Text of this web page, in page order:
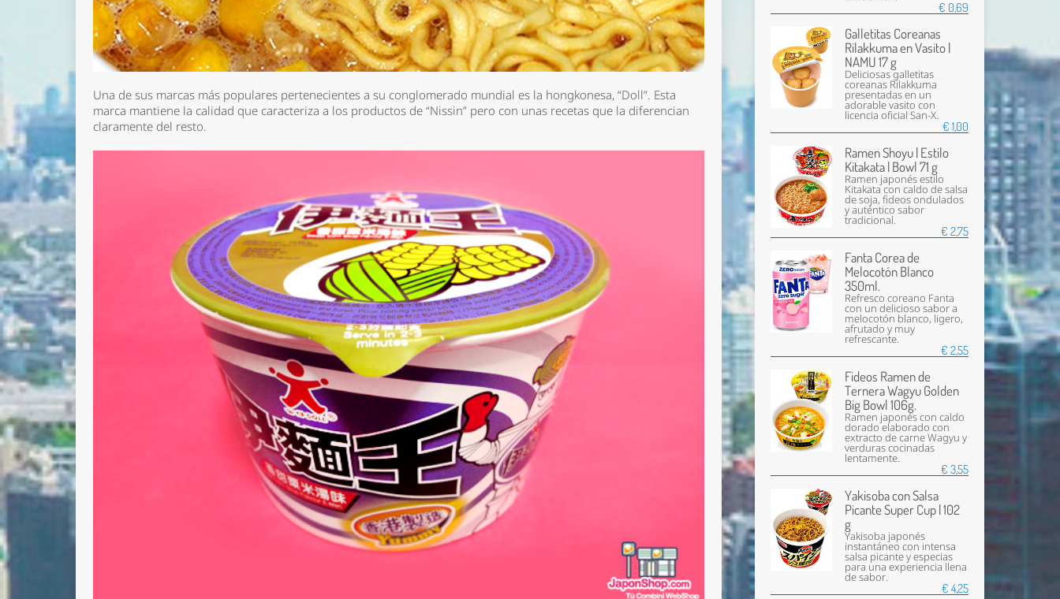
Una de sus marcas más populares pertenecientes a su conglomerado mundial es la hongkonesa, “Doll”. Esta
marca mantiene la calidad que caracteriza a los productos de “Nissin” pero con unas recetas que la diferencian
claramente del resto.
€ 0,69
Galletitas Coreanas
Rilakkuma en Vasito |
NAMU 17 g
Deliciosas galletitas
coreanas Rilakkuma
presentadas en un
adorable vasito con
licencia oficial San-X.
€ 1,00
Ramen Shoyu | Estilo
Kitakata | Bowl 71 g
Ramen japonés estilo
Kitakata con caldo de salsa
de soja, fideos ondulados
y auténtico sabor
tradicional.
€ 2,75
Fanta Corea de
Melocotón Blanco
350ml.
Refresco coreano Fanta
con un delicioso sabor a
melocotón blanco, ligero,
afrutado y muy
refrescante.
€ 2,55
Fideos Ramen de
Ternera Wagyu Golden
Big Bowl 106g.
Ramen japonés con caldo
dorado elaborado con
extracto de carne Wagyu y
verduras cocinadas
lentamente.
€ 3,55
Yakisoba con Salsa
Picante Super Cup | 102
g
Yakisoba japonés
instantáneo con intensa
salsa picante y especias
para una experiencia llena
de sabor.
€ 4,25